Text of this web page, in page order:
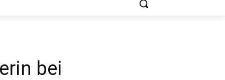
bei